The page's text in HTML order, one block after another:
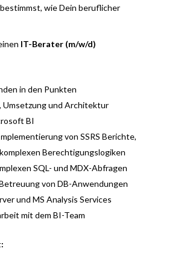
wie Dein beruflicher
IT-Berater (m/w/d)
in den Punkten
Umsetzung und Architektur
BI
von SSRS Berichte,
Berechtigungslogiken
SQL- und MDX-Abfragen
von DB-Anwendungen
und MS Analysis Services
mit dem BI-Team